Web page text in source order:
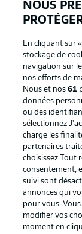
NOUS
En cliquant sur
stockage de
navigation sur
nos efforts de
Nous et nos61
données
ou des
sélectionnez
charge les
partenaires
choisissez Tout
consentement,
suivi sont
annonces qui
pour vous.
modifier vos
moment en